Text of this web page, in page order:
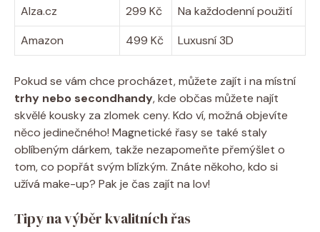
Alza.cz
299 Kč
Na každodenní použití
Amazon
499 Kč Luxusní 3D
Pokud se vám chce procházet, můžete zajít i na místní
trhy nebo secondhandy, kde občas můžete najít
skvělé kousky za zlomek ceny. Kdo ví, možná objevíte
něco jedinečného! Magnetické řasy se také staly
oblíbeným dárkem, takže nezapomeňte přemýšlet o
tom, co popřát svým blízkým. Znáte někoho, kdo si
užívá make-up? Pak je čas zajít na lov!
Tipy na výběr kvalitních řas